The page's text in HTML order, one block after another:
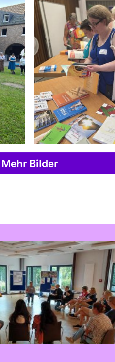
Mehr Bilder